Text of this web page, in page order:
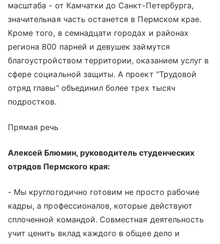
масштаба - от Камчатки до Санкт-Петербурга,
значительная часть останется в Пермском крае.
Кроме того, в семнадцати городах и районах
региона 800 парней и девушек займутся
благоустройством территории, оказанием услуг в
сфере социальной защиты. А проект "Трудовой
отряд главы" объединил более трех тысяч
подростков.
Прямая речь
Алексей Блюмин, руководитель студенческих
отрядов Пермского края:
- Мы круглогодично готовим не просто рабочие
кадры, а профессионалов, которые действуют
сплоченной командой. Совместная деятельность
учит ценить вклад каждого в общее дело и